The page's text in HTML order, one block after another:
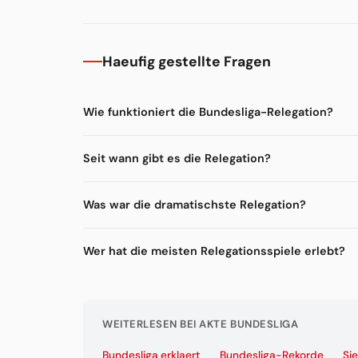
Haeufig gestellte Fragen
Wie funktioniert die Bundesliga-Relegation?
Seit wann gibt es die Relegation?
Was war die dramatischste Relegation?
Wer hat die meisten Relegationsspiele erlebt?
WEITERLESEN BEI AKTE BUNDESLIGA
Bundesliga erklaert Bundesliga-Rekorde